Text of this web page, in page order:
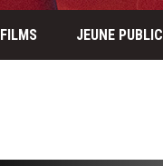
FILMS JEUNE PUBLIC